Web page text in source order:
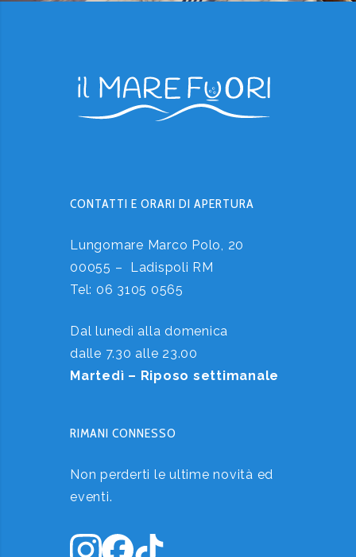
CONTATTI E ORARI DI APERTURA
Lungomare Marco Polo, 20
00055 – Ladispoli RM
Tel: 06 3105 0565
Dal lunedì alla domenica
dalle 7.30 alle 23.00
Martedì – Riposo settimanale
RIMANI CONNESSO
Non perderti le ultime novità ed
eventi.